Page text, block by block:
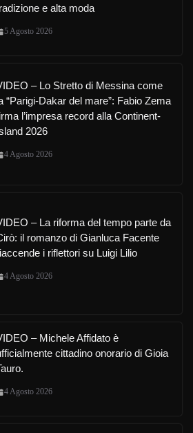
e alta moda
5 Agosto 2026
– Lo Stretto di Messina come
“Parigi-Dakar del mare”: Fabio Zema
l’impresa record alla Continent-
2026
4 Agosto 2026
– La riforma del tempo parte da
il romanzo di Gianluca Facente
i riflettori su Luigi Lilio
4 Agosto 2026
– Michele Affidato è
cittadino onorario di Gioia
4 Agosto 2026